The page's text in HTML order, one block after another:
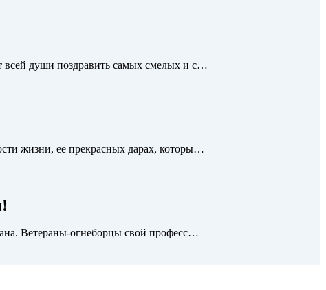
всей души поздравить самых смелых и с…
жизни, ее прекрасных дарах, которы…
Ветераны-огнеборцы свой професс…